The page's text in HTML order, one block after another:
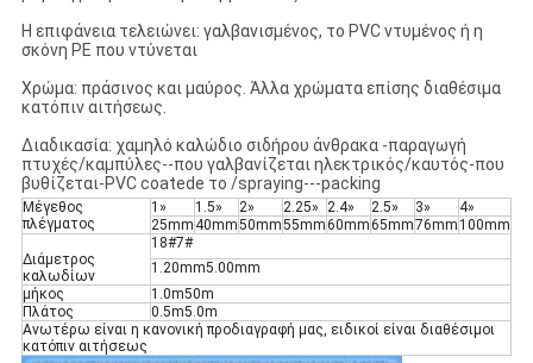
Η επιφάνεια τελειώνει: γαλβανισμένος, το PVC ντυμένος ή η
σκόνη PE που ντύνεται
Χρώμα: πράσινος και μαύρος. Άλλα χρώματα επίσης διαθέσιμα
κατόπιν αιτήσεως.
Διαδικασία: χαμηλό καλώδιο σιδήρου άνθρακα -παραγωγή
πτυχές/καμπύλες--που γαλβανίζεται ηλεκτρικός/καυτός-που
βυθίζεται-PVC coatede το /spraying---packing
Μέγεθος
πλέγματος
1» 1.5» 2» 2.25» 2.4» 2.5» 3»
4»
25mm 40mm50mm55mm60mm65mm76mm 100mm
Διάμετρος
καλωδίων
18#7#
1.20mm5.00mm
μήκος
1.0m50m
Πλάτος
0.5m5.0m
Ανωτέρω είναι η κανονική προδιαγραφή μας, ειδικοί είναι διαθέσιμοι
κατόπιν αιτήσεως